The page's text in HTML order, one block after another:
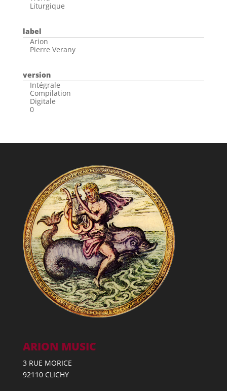
Liturgique
label
Arion
Pierre Verany
version
Intégrale
Compilation
Digitale
0
ARION MUSIC
3 RUE MORICE
92110 CLICHY